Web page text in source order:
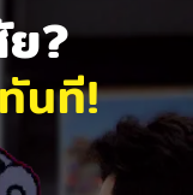
?
นที!